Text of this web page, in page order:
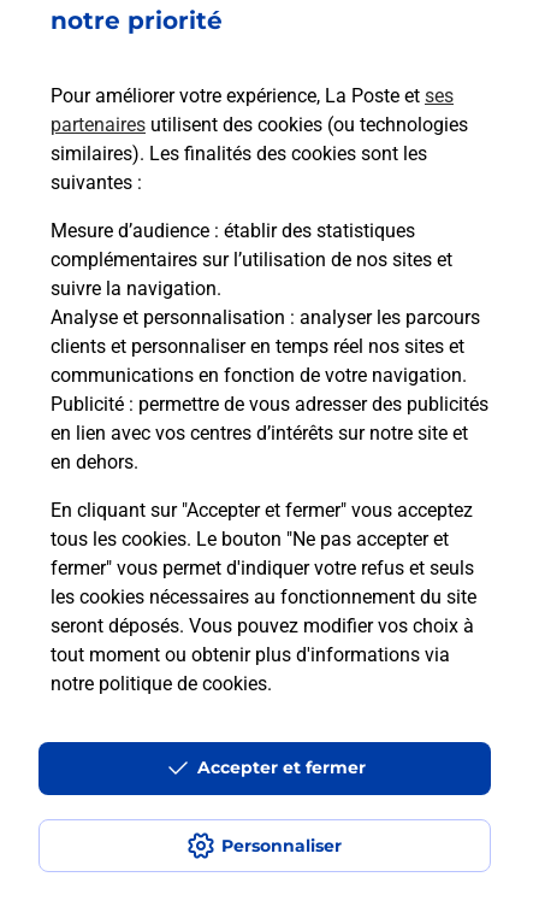
notre priorité
Pour améliorer votre expérience, La Poste et ses
partenaires utilisent des cookies (ou technologies
similaires). Les finalités des cookies sont les
suivantes :
Mesure d’audience : établir des statistiques
complémentaires sur l’utilisation de nos sites et
suivre la navigation.
Analyse et personnalisation : analyser les parcours
clients et personnaliser en temps réel nos sites et
communications en fonction de votre navigation.
Publicité : permettre de vous adresser des publicités
en lien avec vos centres d’intérêts sur notre site et
en dehors.
En cliquant sur "Accepter et fermer" vous acceptez
tous les cookies. Le bouton "Ne pas accepter et
fermer" vous permet d'indiquer votre refus et seuls
les cookies nécessaires au fonctionnement du site
seront déposés. Vous pouvez modifier vos choix à
tout moment ou obtenir plus d'informations via
notre politique de cookies.
Personnaliser
Accepter et fermer
Vous cherchez à passer votre code de la route auto
En savoir plus Je réserve
En savoir plus
Vous cherchez à passer votre permis bateau à
Chemille En Anjou (49120) ? Découvrez l'offre
proposée par La Poste.
En savoir plus
Je réserve ma session
CHEMILLE EN ANJOU
Accessibilité : partiellement conforme
Conditions contractuelles
Mentions légales